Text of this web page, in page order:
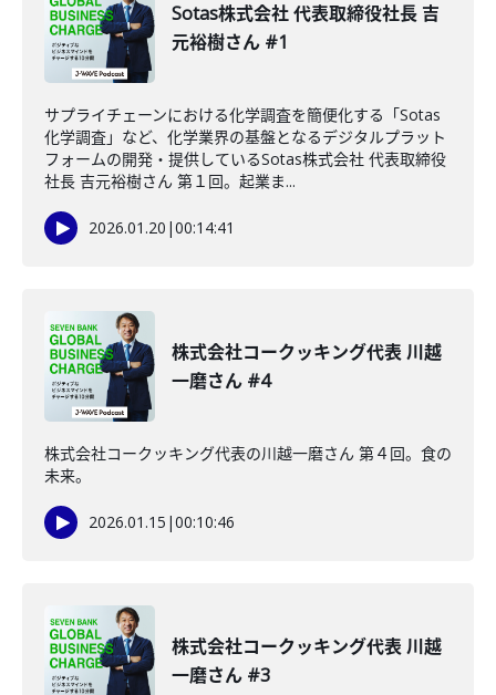
Sotas株式会社 代表取締役社長 吉
元裕樹さん #1
サプライチェーンにおける化学調査を簡便化する「Sotas
化学調査」など、化学業界の基盤となるデジタルプラット
フォームの開発・提供しているSotas株式会社 代表取締役
社長 吉元裕樹さん 第１回。起業ま...
2026.01.20 |00:14:41
株式会社コークッキング代表 川越
一磨さん #4
株式会社コークッキング代表の川越一磨さん 第４回。食の
未来。
2026.01.15 |00:10:46
株式会社コークッキング代表 川越
一磨さん #3